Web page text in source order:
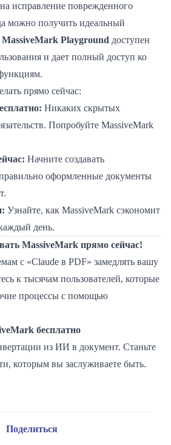
исправление поврежденного
можно получить идеальный
MassiveMark Playground доступен
и дает полный доступ ко
прямо сейчас:
Никаких скрытых
Попробуйте MassiveMark
Начните создавать
оформленные документы
Узнайте, как MassiveMark сэкономит
день.
MassiveMark прямо сейчас!
с «Claude в PDF» замедлять вашу
к тысячам пользователей, которые
процессы с помощью
бесплатно
из ИИ в документ. Станьте
которым вы заслуживаете быть.
Поделиться